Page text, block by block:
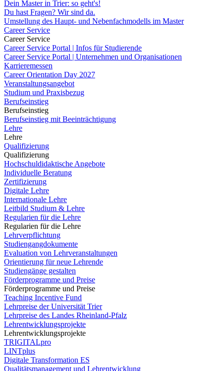
Dein Master in Trier: so geht's!
Du hast Fragen? Wir sind da.
Umstellung des Haupt- und Nebenfachmodells im Master
Career Service
Career Service
Career Service Portal | Infos für Studierende
Career Service Portal | Unternehmen und Organisationen
Karrieremessen
Career Orientation Day 2027
Veranstaltungsangebot
Studium und Praxisbezug
Berufseinstieg
Berufseinstieg
Berufseinstieg mit Beeinträchtigung
Lehre
Lehre
Qualifizierung
Qualifizierung
Hochschuldidaktische Angebote
Individuelle Beratung
Zertifizierung
Digitale Lehre
Internationale Lehre
Leitbild Studium & Lehre
Regularien für die Lehre
Regularien für die Lehre
Lehrverpflichtung
Studiengangdokumente
Evaluation von Lehrveranstaltungen
Orientierung für neue Lehrende
Studiengänge gestalten
Förderprogramme und Preise
Förderprogramme und Preise
Teaching Incentive Fund
Lehrpreise der Universität Trier
Lehrpreise des Landes Rheinland-Pfalz
Lehrentwicklungsprojekte
Lehrentwicklungsprojekte
TRIGITALpro
LINTplus
Digitale Transformation ES
Qualitätsmanagement und Lehrentwicklung